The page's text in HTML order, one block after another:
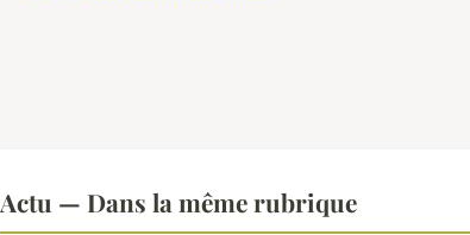
Actu — Dans la même rubrique